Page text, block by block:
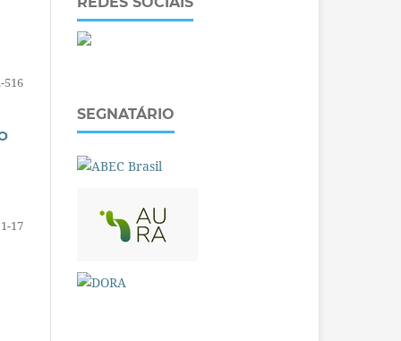
516
1-17
SEGNATÁRIO